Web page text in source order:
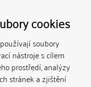
cookies
soubory
nástroje s cílem
prostředí, analýzy
stránek a zjištění